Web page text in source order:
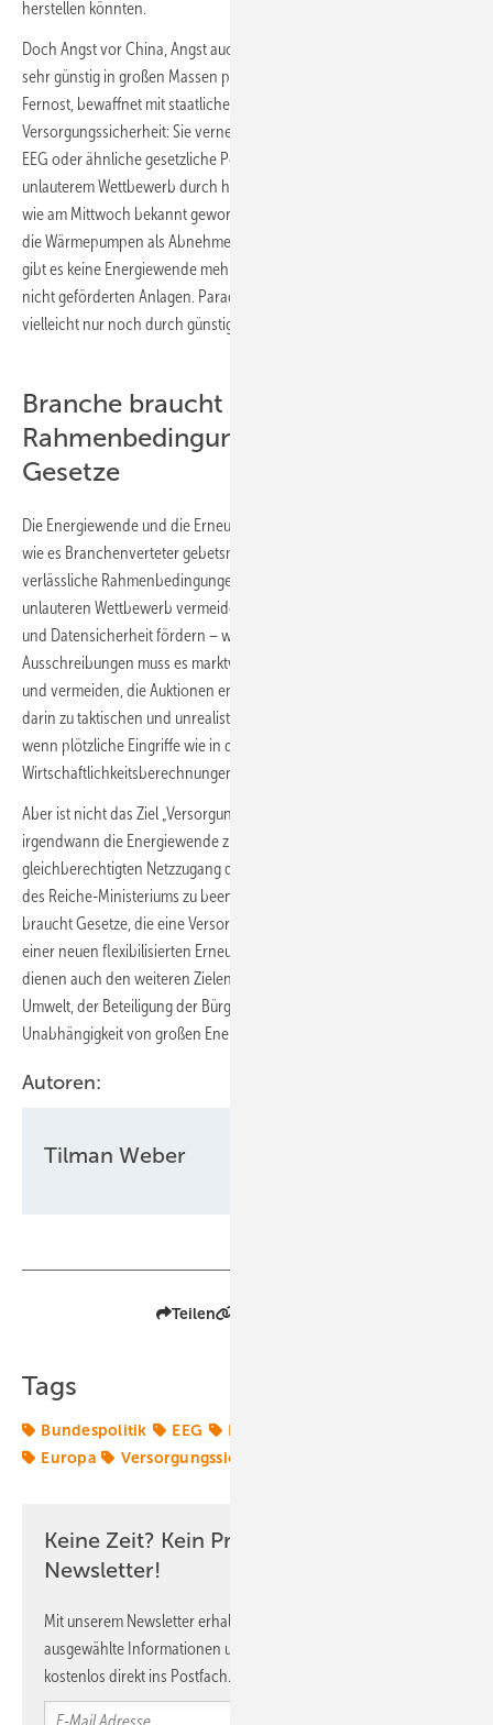
herstellen könnten.
Doch Angst vor China, Angst auch vor unlauterem Wettbewerb durch
sehr günstig in großen Massen produzierende Unternehmen aus
Fernost, bewaffnet mit staatlichem Kreditkapital – oder Angst um die
Versorgungssicherheit: Sie vernebelt den Blick. Denn ohne ein gutes
EEG oder ähnliche gesetzliche Pendants in anderen EU-Ländern, bei
unlauterem Wettbewerb durch heimische Gaskraftwerke, bei zudem
wie am Mittwoch bekannt gewordenem plötzlichen Förderstopp für
die Wärmepumpen als Abnehmern des grünen Überschussstroms
gibt es keine Energiewende mehr. Bestenfalls gibt es noch eine mit
nicht geförderten Anlagen. Paradoxerweise bleiben die dann
vielleicht nur noch durch günstige chinesische Bauteile wirtschaftlich.
Branche braucht verlässliche
Rahmenbedingungen und klare
Gesetze
Die Energiewende und die Erneuerbare-Energien-Akteure brauchen,
wie es Branchenverteter gebetsmühlengleich wiederholen,
verlässliche Rahmenbedingungen, klare Gesetze. Das NZIA mag
unlauteren Wettbewerb vermeiden, heimische Wertschöpfung stärken
und Datensicherheit fördern – wenn es klare Regeln vorgibt. In den
Ausschreibungen muss es marktwirtschaftlichen Wettbewerb zulassen
und vermeiden, die Auktionen entweder abzuwürgen oder umgekehrt
darin zu taktischen und unrealistischen Niedrigstgeboten zu verleiten,
wenn plötzliche Eingriffe wie in den Komponentenmarkt die
Wirtschaftlichkeitsberechnungen umwerfen.
Aber ist nicht das Ziel „Versorgungssicherheit“ wenigstens ein Garant,
irgendwann die Energiewende zu vollenden? Nicht ohne
gleichberechtigten Netzzugang der Erneuerbaren, den das Netzpaket
des Reiche-Ministeriums zu beenden droht, nicht ohne EEG: Es
braucht Gesetze, die eine Versorgungssicherheit gezielt auf Basis
einer neuen flexibilisierten Erneuerbare-Energien-Welt aufbaut. Sie
dienen auch den weiteren Zielen der Energiewende: einer sauberen
Umwelt, der Beteiligung der Bürger an der Energieversorgung und zur
Unabhängigkeit von großen Energiekonzernen.
Autoren:
Tilman Weber
Teilen
Tags
Bundespolitik EEG Energiemarkt
Europa
Versorgungssicherheit
Keine Zeit? Kein Problem mit dem ERE
Newsletter!
Mit unserem Newsletter erhalten Sie regelmäßig von uns
ausgewählte Informationen und Neuigkeiten, gebündelt und
kostenlos direkt ins Postfach.